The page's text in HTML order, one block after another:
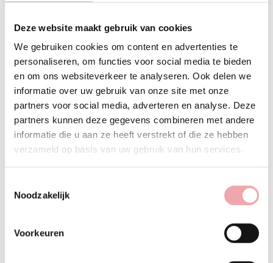
Deze website maakt gebruik van cookies
We gebruiken cookies om content en advertenties te
personaliseren, om functies voor social media te bieden
en om ons websiteverkeer te analyseren. Ook delen we
informatie over uw gebruik van onze site met onze
partners voor social media, adverteren en analyse. Deze
partners kunnen deze gegevens combineren met andere
informatie die u aan ze heeft verstrekt of die ze hebben
verzameld op basis van uw gebruik van hun services.
Noodzakelijk
Voorkeuren
Veilig betalen
Beschrijving Productdetails
Ervaar de luxe van Koreaanse skincare met het
Glass Skin
. Dit
innovatieve hydrogelmasker is doordrenkt met krachtige
actieve ingrediënten die de huid intens hydrateren,